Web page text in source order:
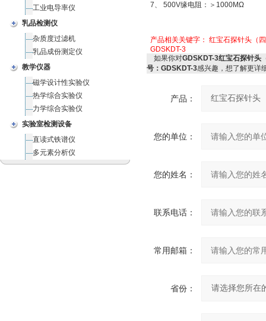
工业电导率仪
乳品检测仪
杂质度过滤机
乳品成份测定仪
教学仪器
磁学设计性实验仪
热学综合实验仪
力学综合实验仪
实验室检测设备
直读式铁谱仪
多元素分析仪
7、 500V缘电阻：＞1000MΩ
产品相关关键字： 红宝石探针头（
GDSKDT-3
如果你对GDSKDT-3红宝石探针头
号：GDSKDT-3感兴趣，想了解更详
产品：
您的单位：
您的姓名：
联系电话：
常用邮箱：
省份：